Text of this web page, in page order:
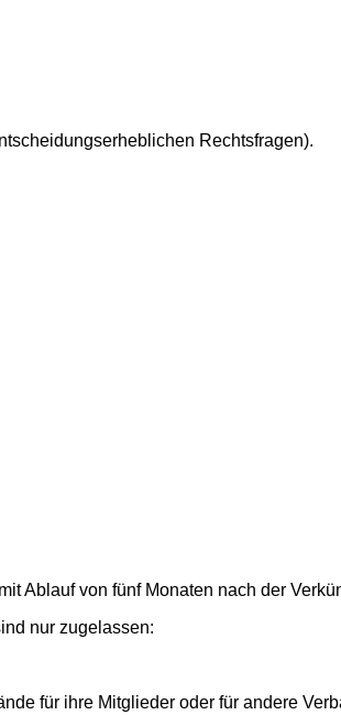
Rechtsfragen).
Ablauf von fünf Monaten nach der
nur zugelassen:
für ihre Mitglieder oder für andere